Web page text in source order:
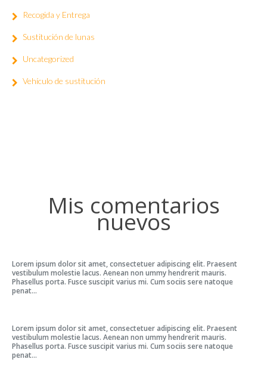
Recogida y Entrega
Sustitución de lunas
Uncategorized
Vehículo de sustitución
Mis comentarios
nuevos
Lorem ipsum dolor sit amet, consectetuer adipiscing elit. Praesent
vestibulum molestie lacus. Aenean non ummy hendrerit mauris.
Phasellus porta. Fusce suscipit varius mi. Cum sociis sere natoque
penat...
Lorem ipsum dolor sit amet, consectetuer adipiscing elit. Praesent
vestibulum molestie lacus. Aenean non ummy hendrerit mauris.
Phasellus porta. Fusce suscipit varius mi. Cum sociis sere natoque
penat...